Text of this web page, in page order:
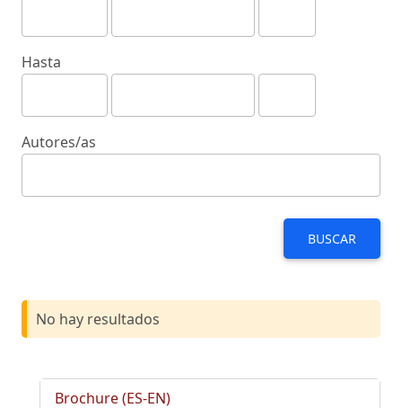
Hasta
Autores/as
BUSCAR
No hay resultados
Brochure (ES-EN)